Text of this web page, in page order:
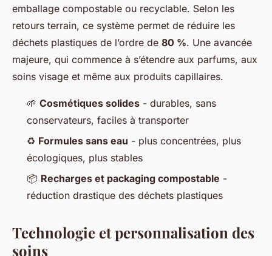
emballage compostable ou recyclable. Selon les
retours terrain, ce système permet de réduire les
déchets plastiques de l’ordre de 80 %. Une avancée
majeure, qui commence à s’étendre aux parfums, aux
soins visage et même aux produits capillaires.
🌱 Cosmétiques solides - durables, sans
conservateurs, faciles à transporter
♻️ Formules sans eau - plus concentrées, plus
écologiques, plus stables
📦 Recharges et packaging compostable -
réduction drastique des déchets plastiques
Technologie et personnalisation des
soins